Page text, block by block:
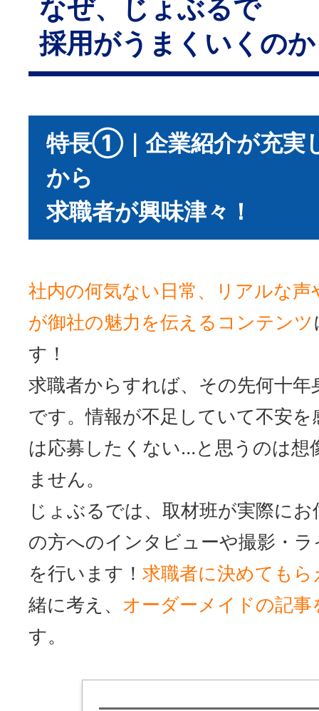
なぜ、じょぶるで
採用がうまくいくの
特長①｜企業紹介が充実
から
求職者が興味津々！
社内の何気ない日常、リアルな声
が御社の魅力を伝えるコンテンツ
す！
求職者からすれば、その先何十年
です。情報が不足していて不安を
は応募したくない…と思うのは想
ません。
じょぶるでは、取材班が実際に
の方へのインタビューや撮影・
を行います！ 求職者に決めてもら
緒に考え、 オーダーメイドの記事
す。